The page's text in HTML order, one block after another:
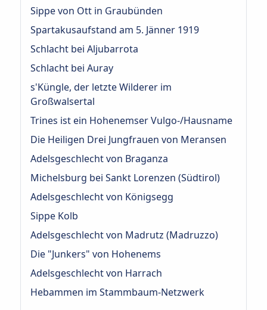
Sippe von Ott in Graubünden
Spartakusaufstand am 5. Jänner 1919
Schlacht bei Aljubarrota
Schlacht bei Auray
s'Küngle, der letzte Wilderer im
Großwalsertal
Trines ist ein Hohenemser Vulgo-/Hausname
Die Heiligen Drei Jungfrauen von Meransen
Adelsgeschlecht von Braganza
Michelsburg bei Sankt Lorenzen (Südtirol)
Adelsgeschlecht von Königsegg
Sippe Kolb
Adelsgeschlecht von Madrutz (Madruzzo)
Die "Junkers" von Hohenems
Adelsgeschlecht von Harrach
Hebammen im Stammbaum-Netzwerk